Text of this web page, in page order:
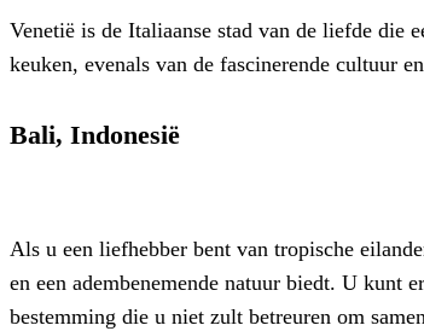
Venetië is de Italiaanse stad van de liefde die
keuken, evenals van de fascinerende cultuur
Bali, Indonesië
Als u een liefhebber bent van tropische
en een adembenemende natuur biedt. U kunt
bestemming die u niet zult betreuren om